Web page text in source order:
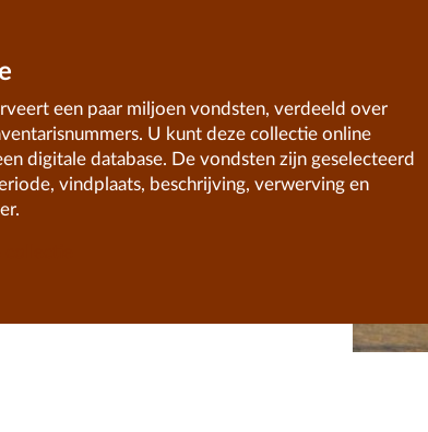
een paar miljoen vondsten, verdeeld over
U kunt deze collectie online
digitale database. De vondsten zijn geselecteerd
vindplaats, beschrijving, verwerving en